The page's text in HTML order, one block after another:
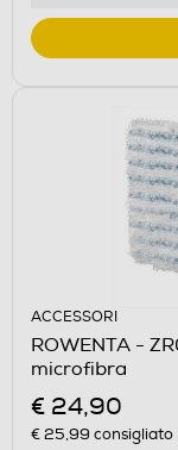
ACCESSORI
ROWENTA -
microfibra
€ 24,90
€ 25,99 consigliato